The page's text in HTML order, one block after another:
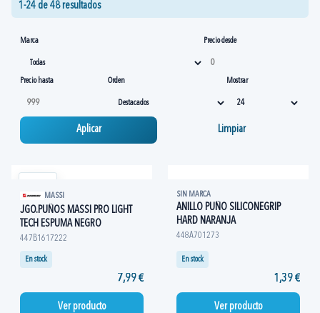
1-24 de 48 resultados
Marca Precio desde
Precio hasta Orden Mostrar
Aplicar Limpiar
MASSI
JGO.PUÑOS MASSI PRO LIGHT
TECH ESPUMA NEGRO
447B1617222
En stock
7,99 €
Ver producto
SIN MARCA
ANILLO PUÑO SILICONEGRIP
HARD NARANJA
448A701273
En stock
1,39 €
Ver producto